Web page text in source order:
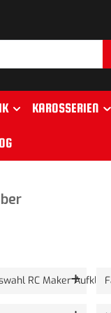
KAROSSERIEN
RC Maker